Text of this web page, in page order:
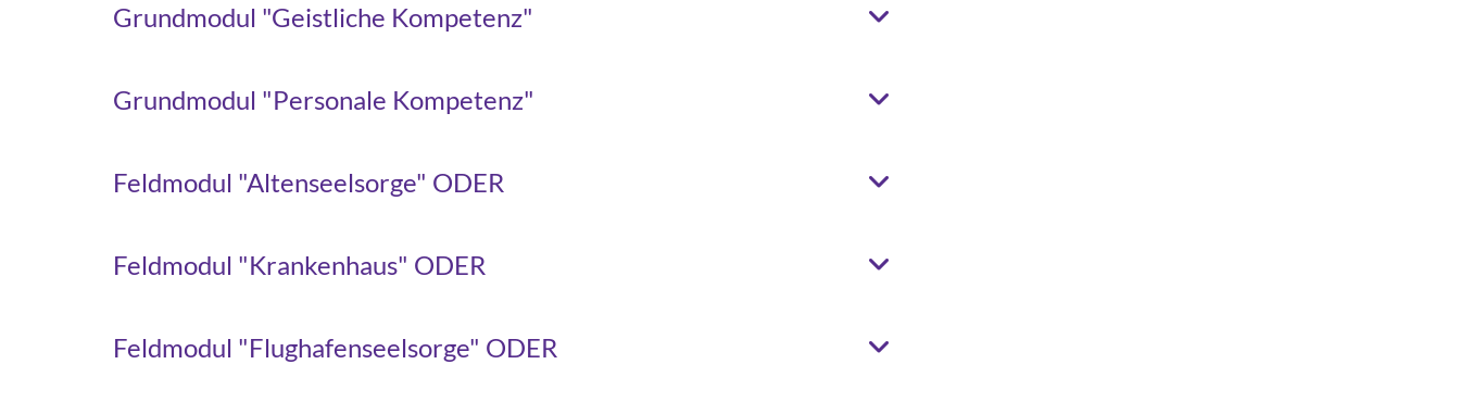
Grundmodul "Geistliche Kompetenz"
Grundmodul "Personale Kompetenz"
Feldmodul "Altenseelsorge" ODER
Feldmodul "Krankenhaus" ODER
Feldmodul "Flughafenseelsorge" ODER